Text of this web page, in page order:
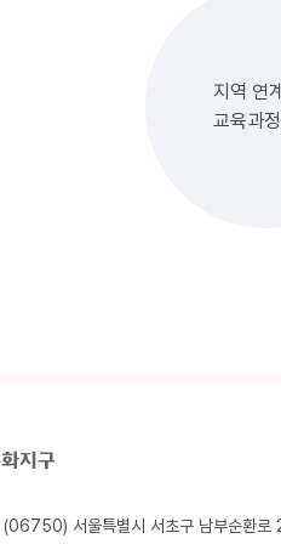
지역 연
교육과
(06750) 서울특별시 서초구 남부순환